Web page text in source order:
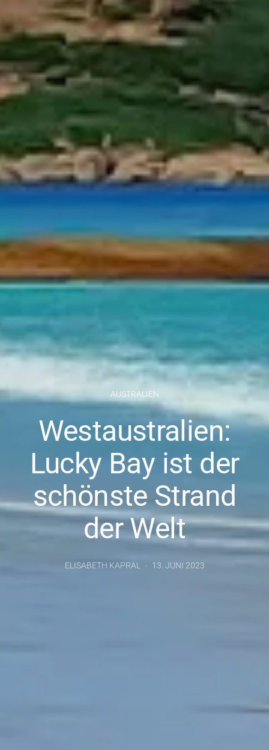
AUSTRALIEN
Westaustralien:
Lucky Bay ist der
schönste Strand
der Welt
ELISABETH KAPRAL 13. JUNI 2023